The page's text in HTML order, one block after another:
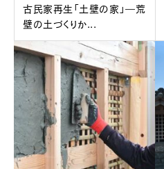
古民家再生「土壁の家」―荒
壁の土づくりか...